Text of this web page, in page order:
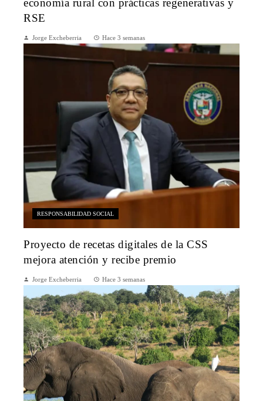
economía rural con prácticas regenerativas y
RSE
Jorge Excheberria Hace 3 semanas
RESPONSABILIDAD SOCIAL
Proyecto de recetas digitales de la CSS
mejora atención y recibe premio
Jorge Excheberria Hace 3 semanas